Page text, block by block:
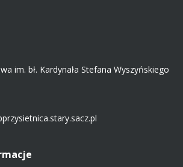
im. bł. Kardynała Stefana Wyszyńskiego